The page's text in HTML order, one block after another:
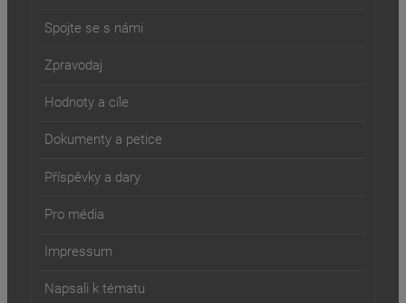
Spojte se s námi
Zpravodaj
Hodnoty a cíle
Dokumenty a petice
Příspěvky a dary
Pro média
Impressum
Napsali k tématu